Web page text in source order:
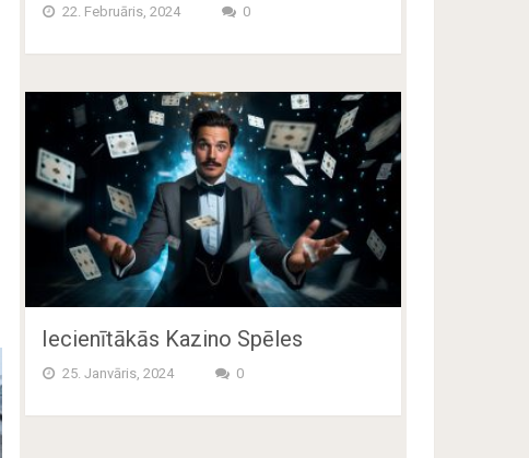
22. Februāris, 2024 0
Iecienītākās Kazino Spēles
25. Janvāris, 2024 0